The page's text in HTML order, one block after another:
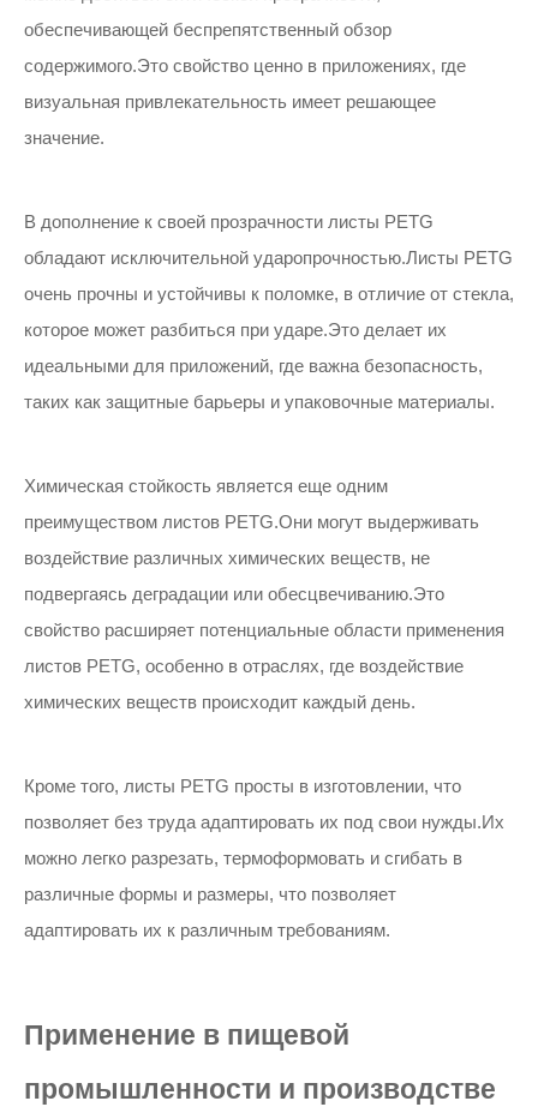
обеспечивающей беспрепятственный обзор
содержимого.Это свойство ценно в приложениях, где
визуальная привлекательность имеет решающее
значение.
В дополнение к своей прозрачности листы PETG
обладают исключительной ударопрочностью.Листы PETG
очень прочны и устойчивы к поломке, в отличие от стекла,
которое может разбиться при ударе.Это делает их
идеальными для приложений, где важна безопасность,
таких как защитные барьеры и упаковочные материалы.
Химическая стойкость является еще одним
преимуществом листов PETG.Они могут выдерживать
воздействие различных химических веществ, не
подвергаясь деградации или обесцвечиванию.Это
свойство расширяет потенциальные области применения
листов PETG, особенно в отраслях, где воздействие
химических веществ происходит каждый день.
Кроме того, листы PETG просты в изготовлении, что
позволяет без труда адаптировать их под свои нужды.Их
можно легко разрезать, термоформовать и сгибать в
различные формы и размеры, что позволяет
адаптировать их к различным требованиям.
Применение в пищевой
промышленности и производстве